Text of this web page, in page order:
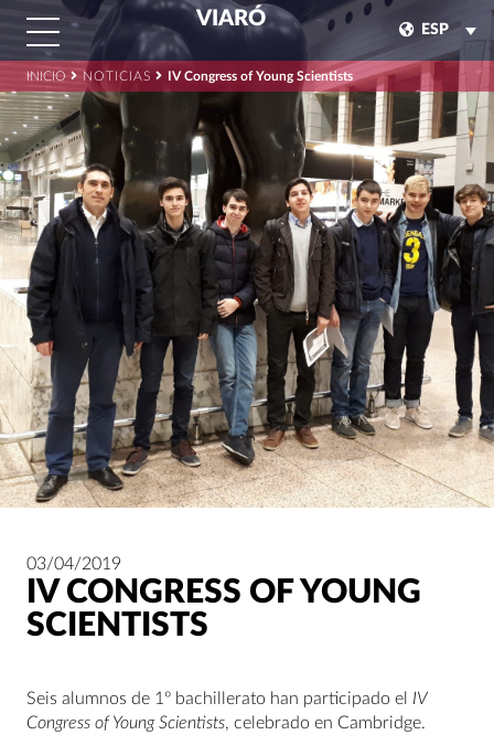
VIARÓ
ESP
INICIO NOTICIAS IV Congress of Young Scientists
03/04/2019
IV CONGRESS OF YOUNG
SCIENTISTS
Seis alumnos de 1º bachillerato han participado el IV
Congress of Young Scientists, celebrado en Cambridge.